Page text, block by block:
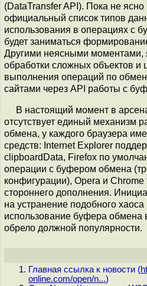
(DataTransfer API). Пока не
официальный список типов
использования в операциях с
будет заниматься
Другими неясными моментами,
обработки сложных объектов и
выполнения операций по
сайтами через API работы с
В настоящий момент в
отсутствует единый механизм
обмена, у каждого браузера
средств: Internet Explorer
clipboardData, Firefox по
операции с буфером обмена
конфигурации), Opera и Chrome
стороннего дополнения.
на устранение подобного
использование буфера обмена
обрело должной популярности.
Главная ссылка к новости (
online.com/open/n...)